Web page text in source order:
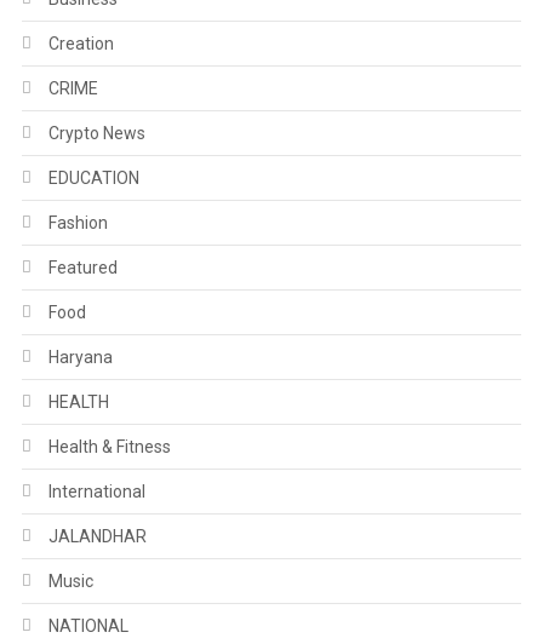
Creation
CRIME
Crypto News
EDUCATION
Fashion
Featured
Food
Haryana
HEALTH
Health & Fitness
International
JALANDHAR
Music
NATIONAL